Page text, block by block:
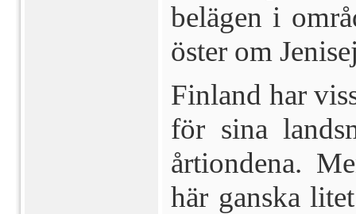
belägen i
öster om
Finland har
för sina
årtiondena.
här gan­ska